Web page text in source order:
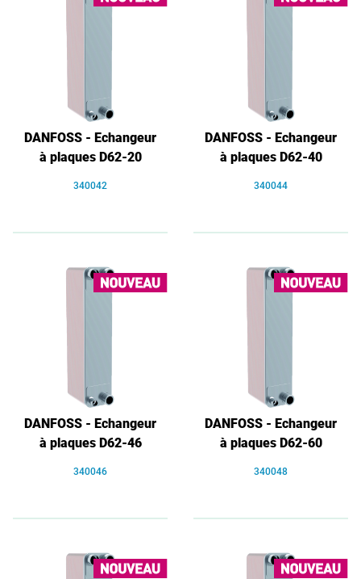
DANFOSS - Echangeur
à plaques D62-20
340042
DANFOSS - Echangeur
à plaques D62-40
340044
DANFOSS - Echangeur
à plaques D62-46
340046
DANFOSS - Echangeur
à plaques D62-60
340048